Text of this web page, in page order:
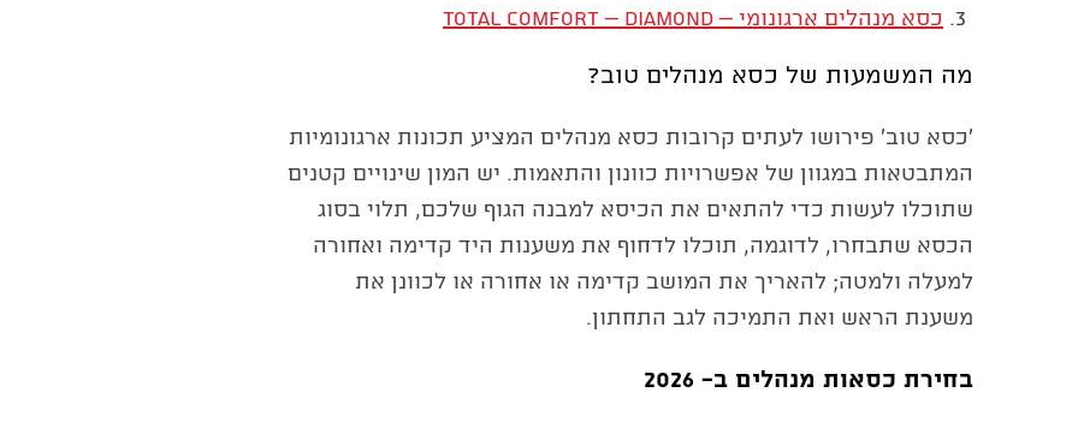
כסא מנהלים ארגונומי – Total Comfort – Diamond
מה המשמעות של כסא מנהלים טוב?
׳כסא טוב׳ פירושו לעתים קרובות כסא מנהלים המציע תכונות ארגונומיות
המתבטאות במגוון של אפשרויות כוונון והתאמות. יש המון שינויים קטנים
שתוכלו לעשות כדי להתאים את הכיסא למבנה הגוף שלכם, תלוי בסוג
הכסא שתבחרו, לדוגמה, תוכלו לדחוף את משענות היד קדימה ואחורה
למעלה ולמטה; להאריך את המושב קדימה או אחורה או לכוונן את
משענת הראש ואת התמיכה לגב התחתון.
בחירת כסאות מנהלים ב- 2026